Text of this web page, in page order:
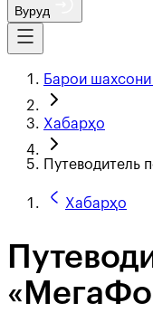
Вуруд
Барои шахсони
Хабарҳо
Путеводитель
Хабарҳо